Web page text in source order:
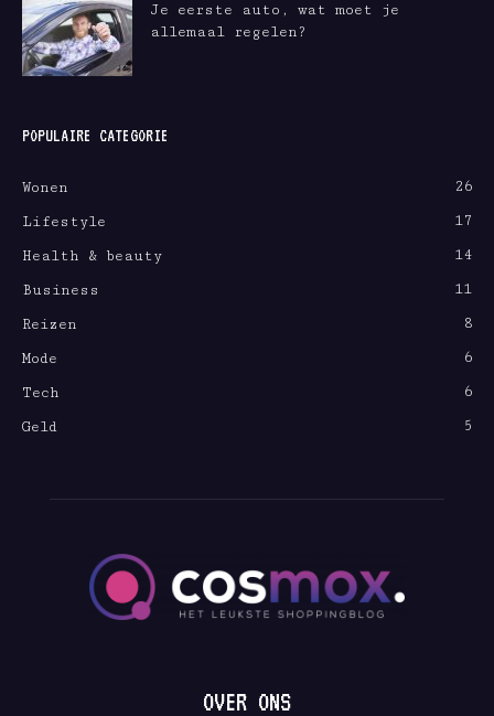
Je eerste auto, wat moet je
allemaal regelen?
POPULAIRE CATEGORIE
Wonen
26
Lifestyle
17
Health & beauty
14
Business
11
Reizen
8
Mode
6
Tech
6
Geld
5
OVER ONS